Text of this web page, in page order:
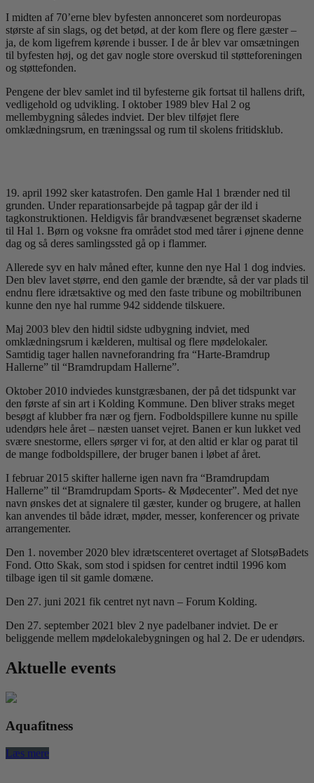
I midten af 70’erne blev byfesten annonceret som nordeuropas
største af sin slags, og det betød, at der kom flere og flere gæster –
ja, de kom ligefrem kørende i busser. I de år blev var omsætningen
til byfesten høj, og det gav nogle store overskud til støtteforeningen
og støttefonden.
Pengene der blev samlet ind til byfesterne gik fortsat til hallens drift,
vedligehold og udvikling. I oktober 1989 blev Hal 2 og
mellembygning således indviet. Der blev tilføjet flere
omklædningsrum, en træningssal og rum til skolens fritidsklub.
19. april 1992 sker katastrofen. Den gamle Hal 1 brænder ned til
grunden. Under reparationsarbejde på tagpap går der ild i
tagkonstruktionen. Heldigvis får brandvæsenet begrænset skaderne
til Hal 1. Børn og voksne fra området stod med tårer i øjnene denne
dag og så deres samlingssted gå op i flammer.
Allerede syv en halv måned efter, kunne den nye Hal 1 dog indvies.
Den blev lavet større, end den gamle der brændte, så der var plads til
endnu flere idrætsaktive og med den faste tribune og mobiltribunen
kunne den nye hal rumme 942 siddende tilskuere.
Maj 2003 blev den hidtil sidste udbygning indviet, med
omklædningsrum i kælderen, multisal og flere mødelokaler.
Samtidig tager hallen navneforandring fra “Harte-Bramdrup
Hallerne” til “Bramdrupdam Hallerne”.
Oktober 2010 indviedes kunstgræsbanen, der på det tidspunkt var
den første af sin art i Kolding Kommune. Den bliver straks meget
besøgt af klubber fra nær og fjern. Fodboldspillere kunne nu spille
udendørs hele året – næsten uanset vejret. Banen er kun lukket ved
svære snestorme, ellers sørger vi for, at den altid er klar og parat til
de mange fodboldspillere, der bruger banen i løbet af året.
I februar 2015 skifter hallerne igen navn fra “Bramdrupdam
Hallerne” til “Bramdrupdam Sports- & Mødecenter”. Med det nye
navn ønskes det at signalere til gæster, kunder og brugere, at hallen
kan anvendes til både idræt, møder, messer, konferencer og private
arrangementer.
Den 1. november 2020 blev idrætscenteret overtaget af SlotsøBadets
Fond. Otto Skak, som stod i spidsen for centret indtil 1996 kom
tilbage igen til sit gamle domæne.
Den 27. juni 2021 fik centret nyt navn – Forum Kolding.
Den 27. september 2021 blev 2 nye padelbaner indviet. De er
beliggende mellem mødelokalebygningen og hal 2. De er udendørs.
Aktuelle events
Aquafitness
Læs mere